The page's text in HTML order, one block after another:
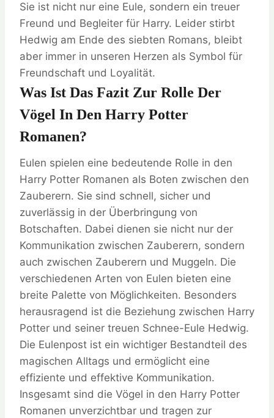
Sie ist nicht nur eine Eule, sondern ein treuer
Freund und Begleiter für Harry. Leider stirbt
Hedwig am Ende des siebten Romans, bleibt
aber immer in unseren Herzen als Symbol für
Freundschaft und Loyalität.
Was Ist Das Fazit Zur Rolle Der
Vögel In Den Harry Potter
Romanen?
Eulen spielen eine bedeutende Rolle in den
Harry Potter Romanen als Boten zwischen den
Zauberern. Sie sind schnell, sicher und
zuverlässig in der Überbringung von
Botschaften. Dabei dienen sie nicht nur der
Kommunikation zwischen Zauberern, sondern
auch zwischen Zauberern und Muggeln. Die
verschiedenen Arten von Eulen bieten eine
breite Palette von Möglichkeiten. Besonders
herausragend ist die Beziehung zwischen Harry
Potter und seiner treuen Schnee-Eule Hedwig.
Die Eulenpost ist ein wichtiger Bestandteil des
magischen Alltags und ermöglicht eine
effiziente und effektive Kommunikation.
Insgesamt sind die Vögel in den Harry Potter
Romanen unverzichtbar und tragen zur